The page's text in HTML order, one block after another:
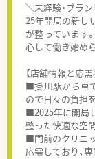
＼未経験・ブラン
25年開局の新し
が整っています
心して働き始め
【店舗情報と応
■掛川駅から車
ので日々の負担
■2025年に開局
整った快適な空
■門前のクリニ
応需しており、